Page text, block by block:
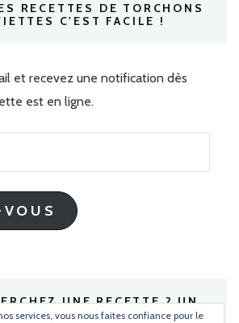
RECETTES DE TORCHONS
C'EST FACILE !
et recevez une notification dès
est en ligne.
UNE RECETTE ? UN
INGRÉDIENT ?
services, vous nous faites confiance pour le